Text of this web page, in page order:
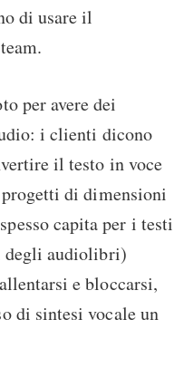
di usare il
per avere dei
i clienti dicono
il testo in voce
di dimensioni
capita per i testi
degli audiolibri)
e bloccarsi,
di sintesi vocale un